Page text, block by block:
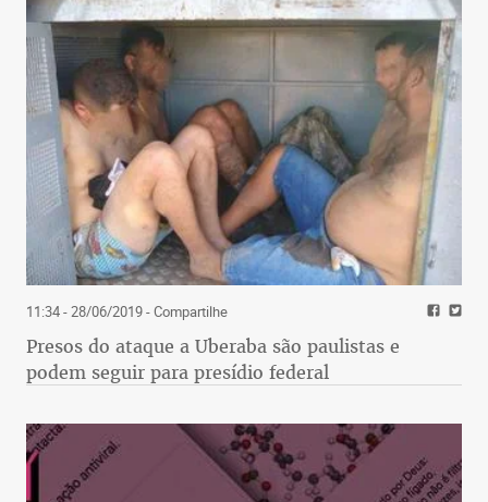
11:34 - 28/06/2019- Compartilhe
Presos do ataque a Uberaba são paulistas e
podem seguir para presídio federal